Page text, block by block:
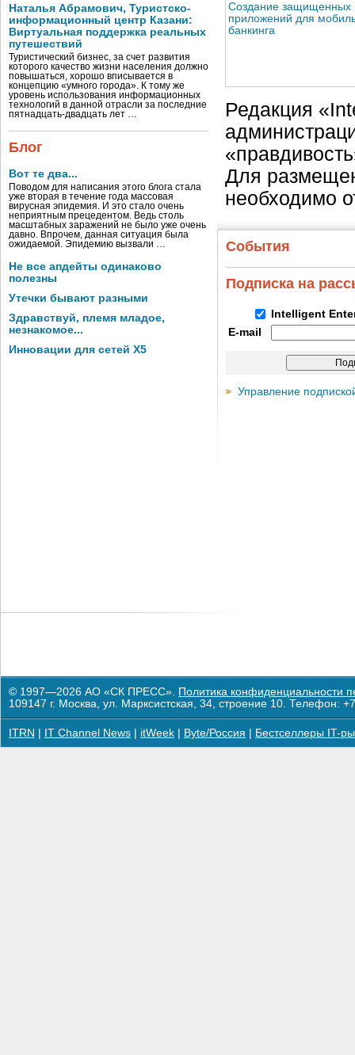
Наталья Абрамович, Туристско-
информационный центр Казани:
Виртуальная поддержка реальных
путешествий
Туристический бизнес, за счет развития
которого качество жизни населения должно
повышаться, хорошо вписывается в
концепцию «умного города». К тому же
уровень использования информационных
технологий в данной отрасли за последние
пятнадцать-двадцать лет …
Блог
Вот те два...
Поводом для написания этого блога стала
уже вторая в течение года массовая
вирусная эпидемия. И это стало очень
неприятным прецедентом. Ведь столь
масштабных заражений не было уже очень
давно. Впрочем, данная ситуация была
ожидаемой. Эпидемию вызвали …
Не все апдейты одинаково
полезны
Утечки бывают разными
Здравствуй, племя младое,
незнакомое...
Инновации для сетей X5
Создание защищенных
приложений для
банкинга
Редакция
Для
необходимо
События
Подписка на
Intelligent
E-mail
Управление
© 1997—2026 АО «СК ПРЕСС». Политика конфиденциальности
109147 г. Москва, ул. Марксистская, 34, строение 10. Телефон:
ITRN IT Channel News itWeek Byte/Россия Бестселлеры IT-